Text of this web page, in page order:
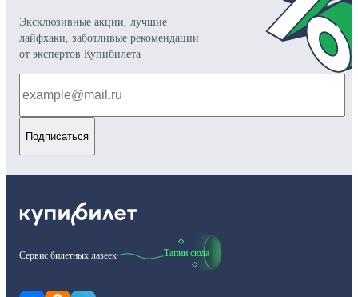
Эксклюзивные акции, лучшие
лайфхаки, заботливые рекомендации
от экспертов Купибилета
Подписаться
Сервис билетных лазеек Тапни сюда